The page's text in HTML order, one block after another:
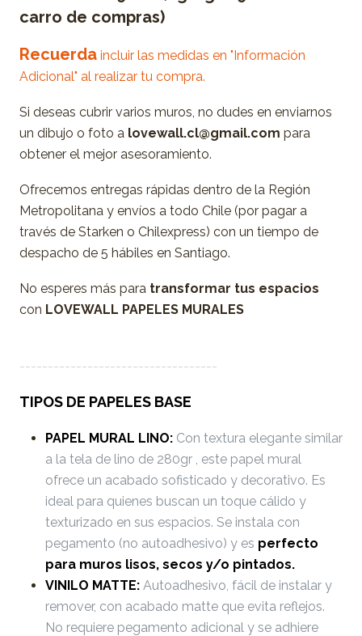
carro de compras)
Recuerda incluir las medidas en "Información
Adicional" al realizar tu compra.
Si deseas cubrir varios muros, no dudes en enviarnos
un dibujo o foto a lovewall.cl@gmail.com para
obtener el mejor asesoramiento.
Ofrecemos entregas rápidas dentro de la Región
Metropolitana y envíos a todo Chile (por pagar a
través de Starken o Chilexpress) con un tiempo de
despacho de 5 hábiles en Santiago.
No esperes más para transformar tus espacios
con LOVEWALL PAPELES MURALES
-----------------------------------
TIPOS DE PAPELES BASE
PAPEL MURAL LINO: Con textura elegante similar
a la tela de lino de 280gr , este papel mural
ofrece un acabado sofisticado y decorativo. Es
ideal para quienes buscan un toque cálido y
texturizado en sus espacios. Se instala con
pegamento (no autoadhesivo) y es perfecto
para muros lisos, secos y/o pintados.
VINILO MATTE: Autoadhesivo, fácil de instalar y
remover, con acabado matte que evita reflejos.
No requiere pegamento adicional y se adhiere